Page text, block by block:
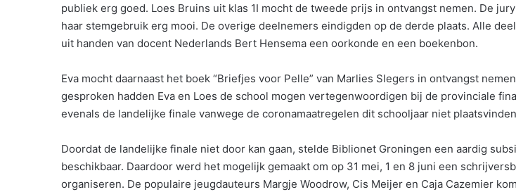
publiek erg goed. Loes Bruins uit klas 1I mocht de tweede prijs in ontvangst nemen. De
haar stemgebruik erg mooi. De overige deelnemers eindigden op de derde plaats. Alle
uit handen van docent Nederlands Bert Hensema een oorkonde en een boekenbon.
Eva mocht daarnaast het boek “Briefjes voor Pelle” van Marlies Slegers in ontvangst
gesproken hadden Eva en Loes de school mogen vertegenwoordigen bij de provinciale
evenals de landelijke finale vanwege de coronamaatregelen dit schooljaar niet
Doordat de landelijke finale niet door kan gaan, stelde Biblionet Groningen een aardig
beschikbaar. Daardoor werd het mogelijk gemaakt om op 31 mei, 1 en 8 juni een
organiseren. De populaire jeugdauteurs Margje Woodrow, Cis Meijer en Caja Cazemier